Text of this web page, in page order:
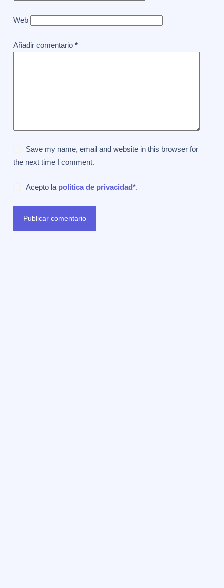
Web
Añadir comentario*
Save my name, email and website in this browser for
the next time I comment.
Acepto la política de privacidad*.
Publicar comentario